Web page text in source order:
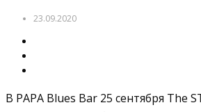
23.09.2020
В PAPA Blues Bar 25 сентября The